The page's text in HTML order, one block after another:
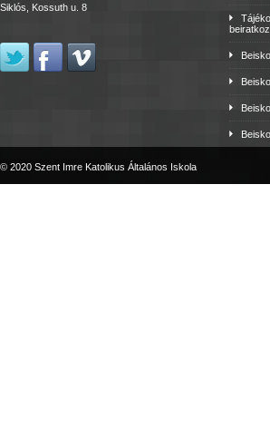
Siklós, Kossuth u. 8
© 2020 Szent Imre Katolikus Általános Iskola